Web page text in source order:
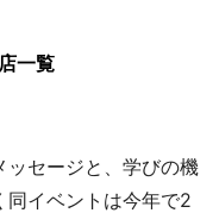
一覧
セージと、学びの機
同イベントは今年で2